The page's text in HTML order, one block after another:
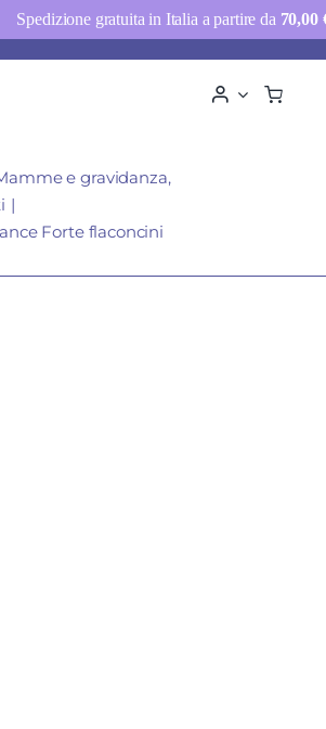
e gravidanza
Forte flaconcini
Spedizione gratuita in Italia a partire da 70,00